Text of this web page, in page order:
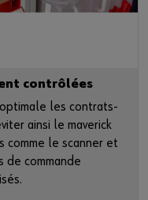
contrôlées
les contrats-
ainsi le maverick
comme le scanner et
de commande